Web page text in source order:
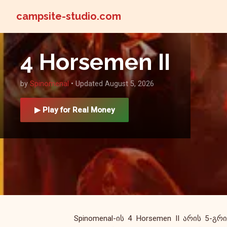
campsite-studio.com
4 Horsemen II
by Spinomenal• Updated August 5, 2026
▶ Play for Real Money
Spinomenal-ის 4 Horsemen II არის 5-
სპეციალური გაფართოებადი